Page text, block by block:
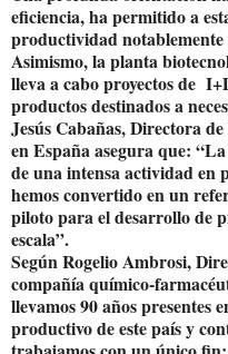
eficiencia, ha permitido a
productividad notablemente
Asimismo, la planta
lleva a cabo proyectos de
productos destinados a
Jesús Cabañas, Directora
en España asegura que:
de una intensa actividad en
hemos convertido en un
piloto para el desarrollo de
escala”.
Según Rogelio Ambrosi,
compañía químico-
llevamos 90 años presentes
productivo de este país y